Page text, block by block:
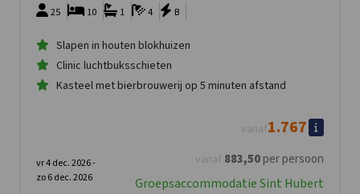
25 1 4 B
10
Slapen in houten blokhuizen
Clinic luchtbuksschieten
Kasteel met bierbrouwerij op 5 minuten afstand
vanaf 883,50per persoon
vanaf1.767
vr 4 dec. 2026 -
zo 6 dec. 2026
Groepsaccommodatie Sint Hubert